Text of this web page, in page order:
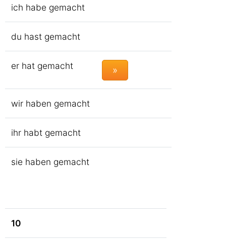
ich habe gemacht
du hast gemacht
er hat gemacht »
wir haben gemacht
ihr habt gemacht
sie haben gemacht
10